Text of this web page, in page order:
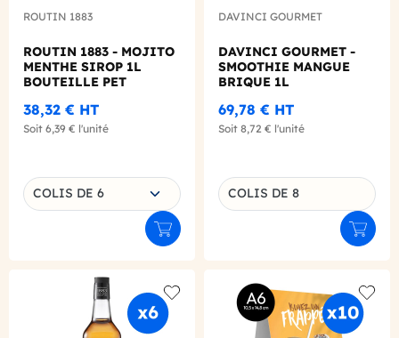
ROUTIN 1883
ROUTIN 1883 - MOJITO
MENTHE SIROP 1L
BOUTEILLE PET
38,32 € HT
Soit 6,39 € l'unité
Choisissez une déclinaison
COLIS DE 6
Ajouter au panier
DAVINCI GOURMET
DAVINCI GOURMET -
SMOOTHIE MANGUE
BRIQUE 1L
69,78 € HT
Soit 8,72 € l'unité
Déclinaison du produit
COLIS DE 8
Add to wishlist Add